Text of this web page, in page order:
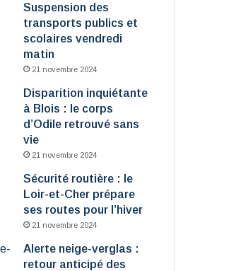
Suspension des
transports publics et
scolaires vendredi
matin
21 novembre 2024
Disparition inquiétante
à Blois : le corps
d’Odile retrouvé sans
vie
21 novembre 2024
Sécurité routière : le
Loir-et-Cher prépare
ses routes pour l’hiver
21 novembre 2024
Alerte neige-verglas :
retour anticipé des